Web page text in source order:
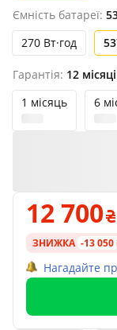
Ємність батареї:
270 Вт·год
Гарантія: 12
1 місяць
6
12 700
ЗНИЖКА -13 050
Нагадайте